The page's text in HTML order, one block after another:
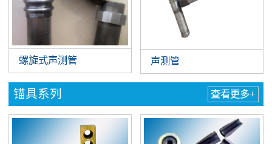
螺旋式声测管 声测管
锚具系列 查看更多+